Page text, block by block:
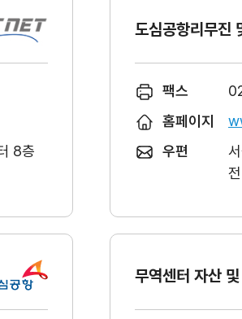
8층
도심공항리무진
팩스
홈페이지
우편
무역센터 자산 및